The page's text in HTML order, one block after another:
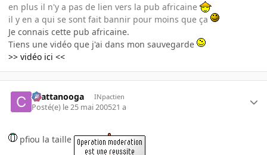
en plus il n'y a pas de lien vers la pub africaine
il y en a qui se sont fait bannir pour moins que ça
Je connais cette pub africaine.
Tiens une vidéo que j'ai dans mon sauvegarde
>> vidéo ici <<
chattanooga INpactien
Posté(e) le 25 mai 200521 a
pfiou la taille